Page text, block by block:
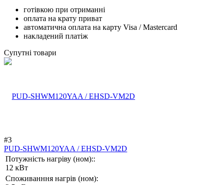
готівкою при отриманні
оплата на крату приват
автоматична оплата на карту Visa / Mastercard
накладений платіж
Супутні товари
#3
PUD-SHWM120YAA / EHSD-VM2D
Потужність нагріву (ном)::
12 кВт
Споживанння нагрів (ном):